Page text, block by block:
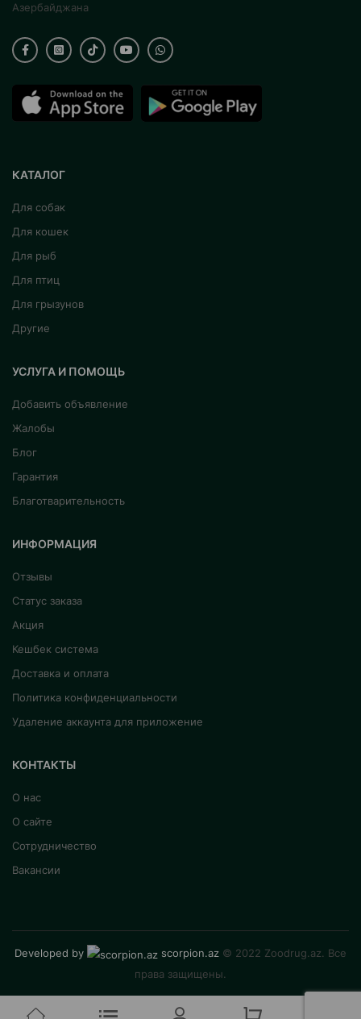
Азербайджана
КАТАЛОГ
Для собак
Для кошек
Для рыб
Для птиц
Для грызунов
Другие
УСЛУГА И ПОМОЩЬ
Добавить объявление
Жалобы
Блог
Гарантия
Благотварительность
ИНФОРМАЦИЯ
Отзывы
Статус заказа
Акция
Кешбек система
Доставка и оплата
Политика конфиденциальности
Удаление аккаунта для приложение
КОНТАКТЫ
О нас
О сайте
Сотрудничество
Вакансии
Developed by scorpion.az © 2022 Zoodrug.az. Все
права защищены.